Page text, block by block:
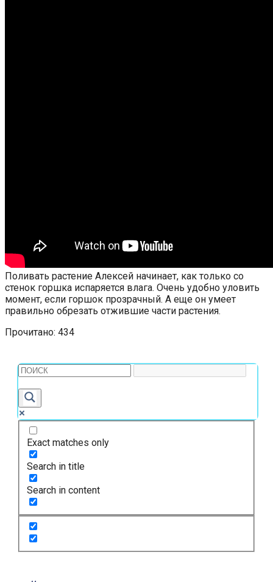
Поливать растение Алексей начинает, как только со
стенок горшка испаряется влага. Очень удобно уловить
момент, если горшок прозрачный. А еще он умеет
правильно обрезать отжившие части растения.
Прочитано: 434
Exact matches only
Search in title
Search in content